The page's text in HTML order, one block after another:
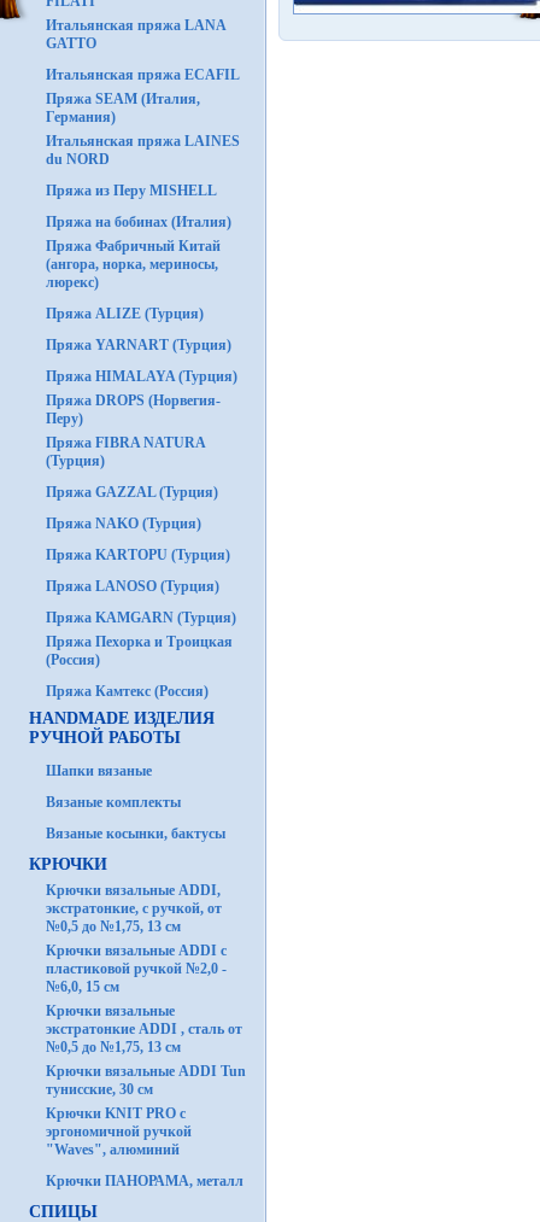
Итальянская пряжа LANA
GATTO
Итальянская пряжа ECAFIL
Пряжа SEAM (Италия,
Германия)
Итальянская пряжа LAINES
du NORD
Пряжа из Перу MISHELL
Пряжа на бобинах (Италия)
Пряжа Фабричный Китай
(ангора, норка, мериносы,
люрекс)
Пряжа ALIZE (Турция)
Пряжа YARNART (Турция)
Пряжа HIMALAYA (Турция)
Пряжа DROPS (Норвегия-
Перу)
Пряжа FIBRA NATURA
(Турция)
Пряжа GAZZAL (Турция)
Пряжа NAKO (Турция)
Пряжа KARTOPU (Турция)
Пряжа LANOSO (Турция)
Пряжа KAMGARN (Турция)
Пряжа Пехорка и Троицкая
(Россия)
Пряжа Камтекс (Россия)
HANDMADE ИЗДЕЛИЯ
РУЧНОЙ РАБОТЫ
Шапки вязаные
Вязаные комплекты
Вязаные косынки, бактусы
КРЮЧКИ
Крючки вязальные ADDI,
экстратонкие, с ручкой, от
№0,5 до №1,75, 13 см
Крючки вязальные ADDI с
пластиковой ручкой №2,0 -
№6,0, 15 см
Крючки вязальные
экстратонкие ADDI , сталь от
№0,5 до №1,75, 13 см
Крючки вязальные ADDI Tun
тунисские, 30 см
Крючки KNIT PRO с
эргономичной ручкой
"Waves", алюминий
Крючки ПАНОРАМА, металл
СПИЦЫ